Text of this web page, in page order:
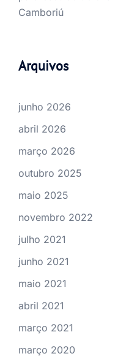
Camboriú
Arquivos
junho 2026
abril 2026
março 2026
outubro 2025
maio 2025
novembro 2022
julho 2021
junho 2021
maio 2021
abril 2021
março 2021
março 2020